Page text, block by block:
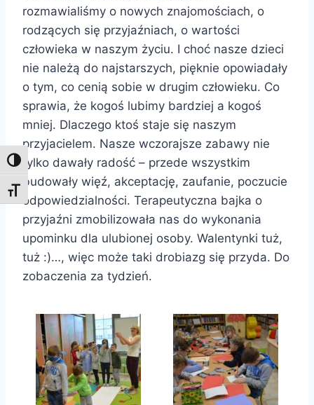
Toggle High Contrast
Toggle Font size
rozmawialiśmy o nowych znajomościach, o
rodzących się przyjaźniach, o wartości
człowieka w naszym życiu. I choć nasze dzieci
nie należą do najstarszych, pięknie opowiadały
o tym, co cenią sobie w drugim człowieku. Co
sprawia, że kogoś lubimy bardziej a kogoś
mniej. Dlaczego ktoś staje się naszym
przyjacielem. Nasze wczorajsze zabawy nie
tylko dawały radość – przede wszystkim
budowały więź, akceptację, zaufanie, poczucie
odpowiedzialności. Terapeutyczna bajka o
przyjaźni zmobilizowała nas do wykonania
upominku dla ulubionej osoby. Walentynki tuż,
tuż :)…, więc może taki drobiazg się przyda. Do
zobaczenia za tydzień.